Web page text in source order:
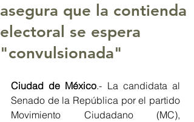
asegura que la contienda
electoral se espera
"convulsionada"
Ciudad de México.- La candidata al
Senado de la República por el partido
Movimiento Ciudadano (MC),